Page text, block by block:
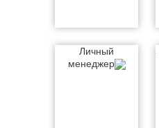
Личный
менеджер